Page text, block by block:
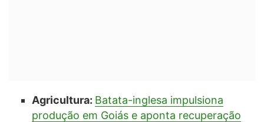
Agricultura: Batata-inglesa impulsiona
produção em Goiás e aponta recuperação